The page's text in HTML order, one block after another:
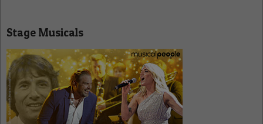
Stage Musicals